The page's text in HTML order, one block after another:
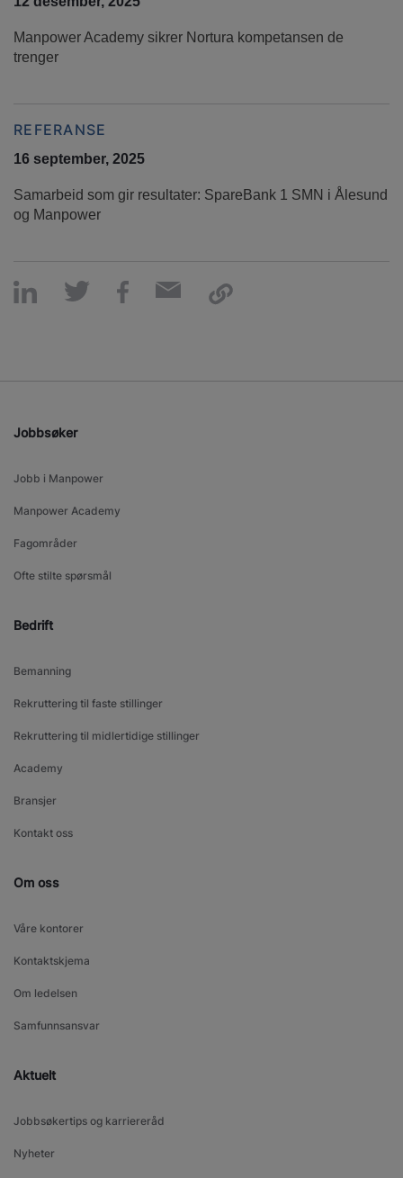
Manpower Academy sikrer Nortura kompetansen de
trenger
REFERANSE
16 september, 2025
Samarbeid som gir resultater: SpareBank 1 SMN i Ålesund
og Manpower
Jobbsøker
Jobb i Manpower
Manpower Academy
Fagområder
Ofte stilte spørsmål
Bedrift
Bemanning
Rekruttering til faste stillinger
Rekruttering til midlertidige stillinger
Academy
Bransjer
Kontakt oss
Om oss
Våre kontorer
Kontaktskjema
Om ledelsen
Samfunnsansvar
Aktuelt
Jobbsøkertips og karriereråd
Nyheter